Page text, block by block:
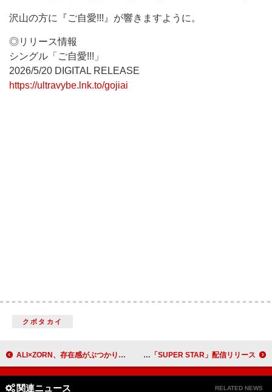
沢山の方に『ご自愛!!!』が響きますように。
◎リリース情報
シングル「ご自愛!!!」
2026/5/20 DIGITAL RELEASE
https://ultravybe.lnk.to/gojiai
クボタカイ
ALI×ZORN、存在感がぶつかり合う「FUNKIN’ BEAUTIFUL」MVで初共演 手越祐也、“チャラカッコいい”新曲「SUPER STAR」配信リリース
関連ニュース RELATED NEWS